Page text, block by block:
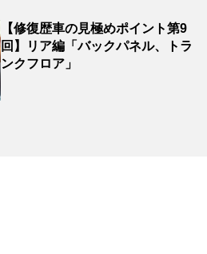
【修復歴車の見極めポイント第9
回】リア編「バックパネル、トラ
ンクフロア」